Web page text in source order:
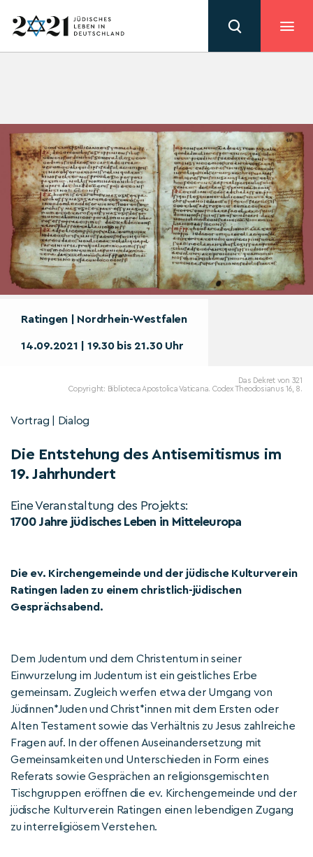
Ratingen | Nordrhein-Westfalen
14.09.2021 | 19.30 bis 21.30 Uhr
Das Dekret von 321
Copyright: Biblioteca Apostolica Vaticana. Codex Theodosianus 16, 8.
Vortrag | Dialog
Die Entstehung des Antisemitismus im
19. Jahrhundert
Eine Veranstaltung des Projekts:
1700 Jahre jüdisches Leben in Mitteleuropa
Die ev. Kirchengemeinde und der jüdische Kulturverein
Ratingen laden zu einem christlich-jüdischen
Gesprächsabend.
Dem Judentum und dem Christentum in seiner
Einwurzelung im Judentum ist ein geistliches Erbe
gemeinsam. Zugleich werfen etwa der Umgang von
Jüdinnen*Juden und Christ*innen mit dem Ersten oder
Alten Testament sowie das Verhältnis zu Jesus zahlreiche
Fragen auf. In der offenen Auseinandersetzung mit
Gemeinsamkeiten und Unterschieden in Form eines
Referats sowie Gesprächen an religionsgemischten
Tischgruppen eröffnen die ev. Kirchengemeinde und der
jüdische Kulturverein Ratingen einen lebendigen Zugang
zu interreligiösem Verstehen.